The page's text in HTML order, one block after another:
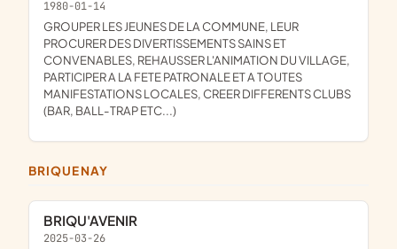
1980-01-14
GROUPER LES JEUNES DE LA COMMUNE, LEUR
PROCURER DES DIVERTISSEMENTS SAINS ET
CONVENABLES, REHAUSSER L'ANIMATION DU VILLAGE,
PARTICIPER A LA FETE PATRONALE ET A TOUTES
MANIFESTATIONS LOCALES, CREER DIFFERENTS CLUBS
(BAR, BALL-TRAP ETC...)
BRIQUENAY
BRIQU'AVENIR
2025-03-26